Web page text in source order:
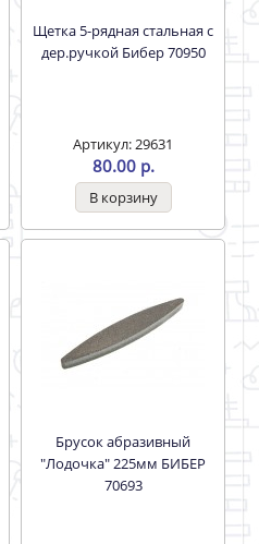
Щетка 5-рядная стальная с
дер.ручкой Бибер 70950
Артикул: 29631
80.00 р.
Брусок абразивный
"Лодочка" 225мм БИБЕР
70693